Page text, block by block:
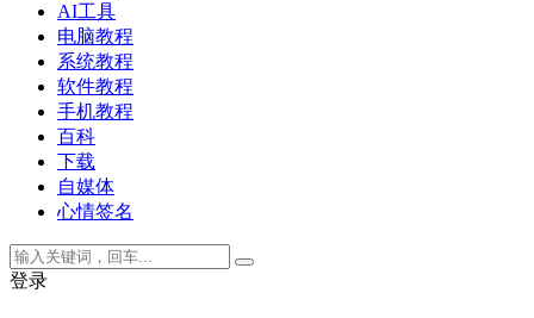
AI工具
电脑教程
系统教程
软件教程
手机教程
百科
下载
自媒体
心情签名
登录